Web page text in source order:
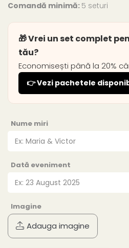
Comandă minimă: 5 seturi
🎁 Vrei un set complet
tău?
Economisești până la 20%
👉 Vezi pachetele
Nume miri
Dată eveniment
Imagine
Adauga imagine